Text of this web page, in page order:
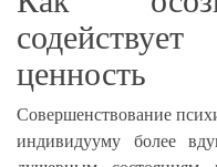
ценность
Совершенствование
индивидууму более